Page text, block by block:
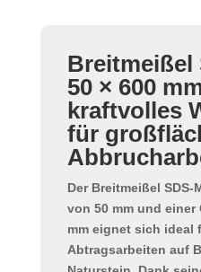
Breitmeißel
50 × 600
kraftvolles
für
Der Breitmeißel SDS-
von 50 mm und einer
mm eignet sich ideal
Abtragsarbeiten auf